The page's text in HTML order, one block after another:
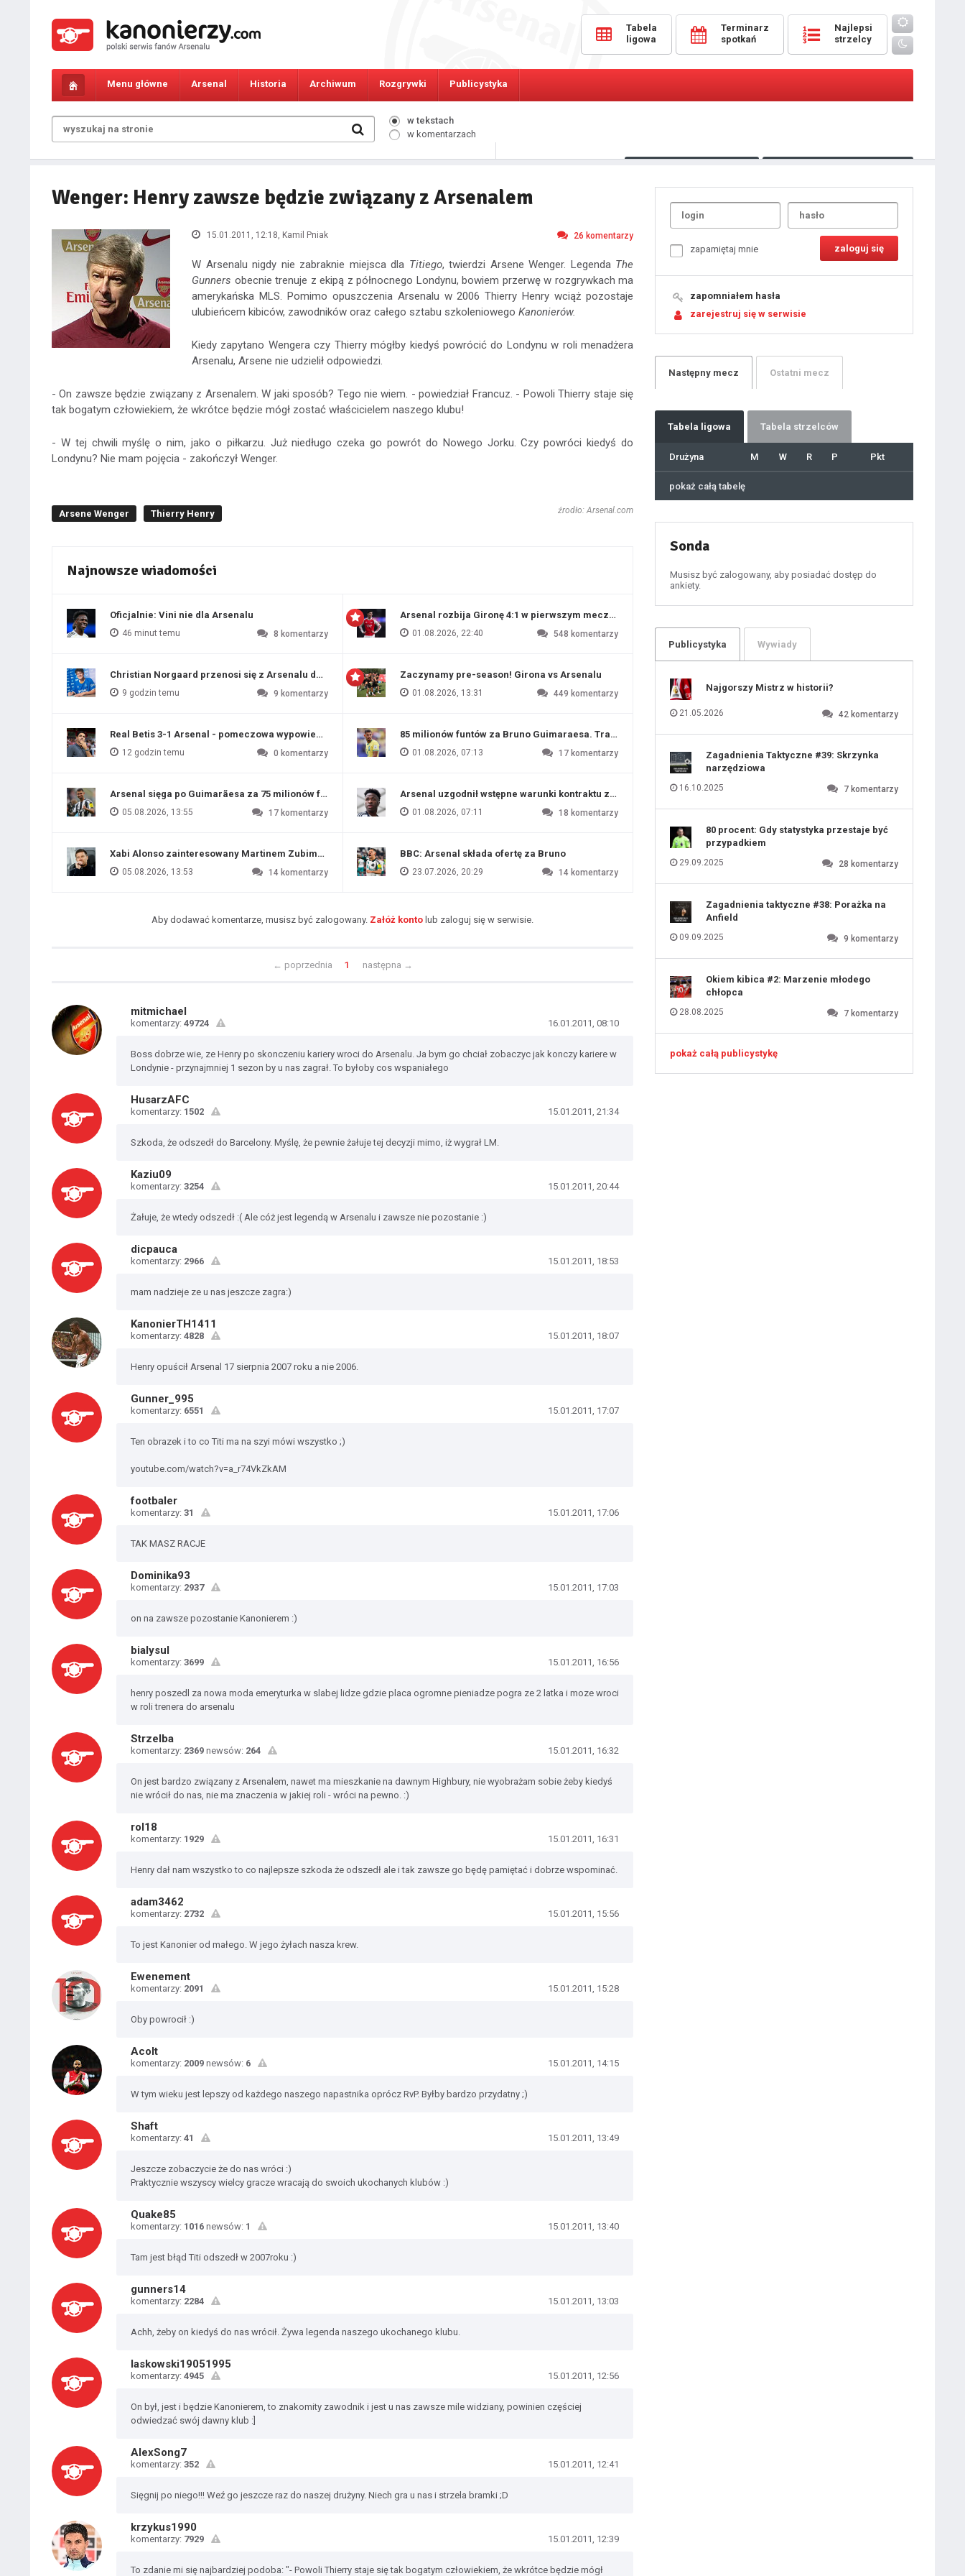
Tabela
ligowa
Terminarz
spotkań
Najlepsi
strzelcy
Menu główne Arsenal Historia Archiwum Rozgrywki Publicystyka
w tekstach
w komentarzach
Wenger: Henry zawsze będzie związany z Arsenalem
15.01.2011, 12:18, Kamil Pniak 26 komentarzy
W Arsenalu nigdy nie zabraknie miejsca dla Titiego, twierdzi Arsene Wenger. Legenda The
Gunners obecnie trenuje z ekipą z północnego Londynu, bowiem przerwę w rozgrywkach ma
amerykańska MLS. Pomimo opuszczenia Arsenalu w 2006 Thierry Henry wciąż pozostaje
ulubieńcem kibiców, zawodników oraz całego sztabu szkoleniowego Kanonierów.
Kiedy zapytano Wengera czy Thierry mógłby kiedyś powrócić do Londynu w roli menadżera
Arsenalu, Arsene nie udzielił odpowiedzi.
- On zawsze będzie związany z Arsenalem. W jaki sposób? Tego nie wiem. - powiedział Francuz. - Powoli Thierry staje się
tak bogatym człowiekiem, że wkrótce będzie mógł zostać właścicielem naszego klubu!
- W tej chwili myślę o nim, jako o piłkarzu. Już niedługo czeka go powrót do Nowego Jorku. Czy powróci kiedyś do
Londynu? Nie mam pojęcia - zakończył Wenger.
Arsene Wenger Thierry Henry źrodło: Arsenal.com
Najnowsze wiadomości
Oficjalnie: Vini nie dla Arsenalu
46 minut temu 8 komentarzy
Christian Norgaard przenosi się z Arsenalu do Evertonu
9 godzin temu 9 komentarzy
Real Betis 3-1 Arsenal - pomeczowa wypowiedź Artety
12 godzin temu 0 komentarzy
Arsenal sięga po Guimarãesa za 75 milionów funtów
05.08.2026, 13:55 17 komentarzy
Xabi Alonso zainteresowany Martinem Zubimendim
05.08.2026, 13:53 14 komentarzy
Arsenal rozbija Gironę 4:1 w pierwszym meczu przygotowawczym
01.08.2026, 22:40 548 komentarzy
Zaczynamy pre-season! Girona vs Arsenalu
01.08.2026, 13:31 449 komentarzy
85 milionów funtów za Bruno Guimaraesa. Transfer na ostatniej prostej
01.08.2026, 07:13 17 komentarzy
Arsenal uzgodnił wstępne warunki kontraktu z Viniciusem Juniorem?
01.08.2026, 07:11 18 komentarzy
BBC: Arsenal składa ofertę za Bruno
23.07.2026, 20:29 14 komentarzy
Aby dodawać komentarze, musisz być zalogowany. Załóż konto lub zaloguj się w serwisie.
← poprzednia 1 następna →
mitmichael
komentarzy: 49724 16.01.2011, 08:10
Boss dobrze wie, ze Henry po skonczeniu kariery wroci do Arsenalu. Ja bym go chciał zobaczyc jak konczy kariere w
Londynie - przynajmniej 1 sezon by u nas zagrał. To byłoby cos wspaniałego
HusarzAFC
komentarzy: 1502 15.01.2011, 21:34
Szkoda, że odszedł do Barcelony. Myślę, że pewnie żałuje tej decyzji mimo, iż wygrał LM.
Kaziu09
komentarzy: 3254 15.01.2011, 20:44
Żałuje, że wtedy odszedł :( Ale cóż jest legendą w Arsenalu i zawsze nie pozostanie :)
dicpauca
komentarzy: 2966 15.01.2011, 18:53
mam nadzieje ze u nas jeszcze zagra:)
KanonierTH1411
komentarzy: 4828 15.01.2011, 18:07
Henry opuścił Arsenal 17 sierpnia 2007 roku a nie 2006.
Gunner_995
komentarzy: 6551 15.01.2011, 17:07
Ten obrazek i to co Titi ma na szyi mówi wszystko ;)
youtube.com/watch?v=a_r74VkZkAM
footbaler
komentarzy: 31 15.01.2011, 17:06
TAK MASZ RACJE
Dominika93
komentarzy: 2937 15.01.2011, 17:03
on na zawsze pozostanie Kanonierem :)
bialysul
komentarzy: 3699 15.01.2011, 16:56
henry poszedl za nowa moda emeryturka w slabej lidze gdzie placa ogromne pieniadze pogra ze 2 latka i moze wroci
w roli trenera do arsenalu
Strzelba
komentarzy: 2369 newsów: 264 15.01.2011, 16:32
On jest bardzo związany z Arsenalem, nawet ma mieszkanie na dawnym Highbury, nie wyobrażam sobie żeby kiedyś
nie wrócił do nas, nie ma znaczenia w jakiej roli - wróci na pewno. :)
rol18
komentarzy: 1929 15.01.2011, 16:31
Henry dał nam wszystko to co najlepsze szkoda że odszedł ale i tak zawsze go będę pamiętać i dobrze wspominać.
adam3462
komentarzy: 2732 15.01.2011, 15:56
To jest Kanonier od małego. W jego żyłach nasza krew.
Ewenement
komentarzy: 2091 15.01.2011, 15:28
Oby powrocił :)
Acolt
komentarzy: 2009 newsów: 6 15.01.2011, 14:15
W tym wieku jest lepszy od każdego naszego napastnika oprócz RvP. Byłby bardzo przydatny ;)
Shaft
komentarzy: 41 15.01.2011, 13:49
Jeszcze zobaczycie że do nas wróci :)
Praktycznie wszyscy wielcy gracze wracają do swoich ukochanych klubów :)
Quake85
komentarzy: 1016 newsów: 1 15.01.2011, 13:40
Tam jest błąd Titi odszedł w 2007roku :)
gunners14
komentarzy: 2284 15.01.2011, 13:03
Achh, żeby on kiedyś do nas wrócił. Żywa legenda naszego ukochanego klubu.
laskowski19051995
komentarzy: 4945 15.01.2011, 12:56
On był, jest i będzie Kanonierem, to znakomity zawodnik i jest u nas zawsze mile widziany, powinien częściej
odwiedzać swój dawny klub :]
AlexSong7
komentarzy: 352 15.01.2011, 12:41
Sięgnij po niego!!! Weź go jeszcze raz do naszej drużyny. Niech gra u nas i strzela bramki ;D
krzykus1990
komentarzy: 7929 15.01.2011, 12:39
To zdanie mi się najbardziej podoba: "- Powoli Thierry staje się tak bogatym człowiekiem, że wkrótce będzie mógł
zapamiętaj mnie
zapomniałem hasła
zarejestruj się w serwisie
Następny mecz Ostatni mecz
Tabela ligowa Tabela strzelców
Drużyna M W R P Pkt
pokaż całą tabelę
Sonda
Musisz być zalogowany, aby posiadać dostęp do
ankiety.
Publicystyka Wywiady
Najgorszy Mistrz w historii?
21.05.2026 42 komentarzy
Zagadnienia Taktyczne #39: Skrzynka
narzędziowa
16.10.2025 7 komentarzy
80 procent: Gdy statystyka przestaje być
przypadkiem
29.09.2025 28 komentarzy
Zagadnienia taktyczne #38: Porażka na
Anfield
09.09.2025 9 komentarzy
Okiem kibica #2: Marzenie młodego
chłopca
28.08.2025 7 komentarzy
pokaż całą publicystykę